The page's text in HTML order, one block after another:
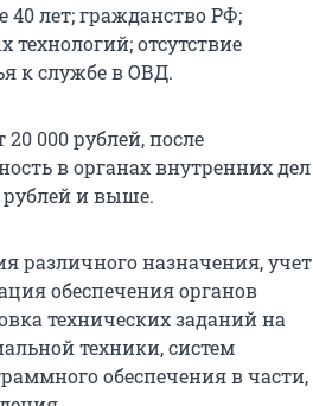
40 лет; гражданство РФ;
отсутствие
к службе в ОВД.
000 рублей, после
в органах внутренних дел
рублей и выше.
различного назначения, учет
обеспечения органов
технических заданий на
техники, систем
обеспечения в части,